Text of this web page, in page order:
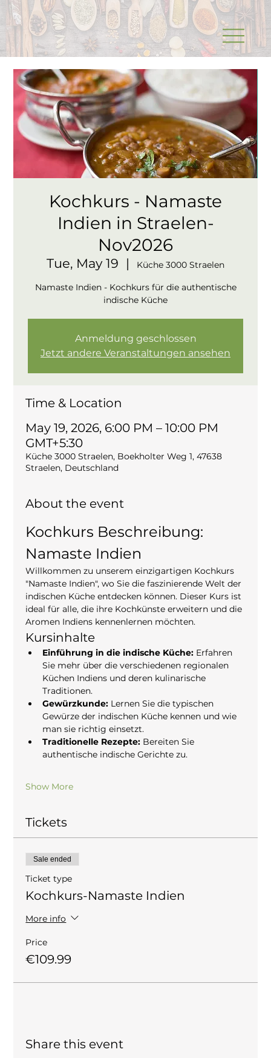
Kochkurs - Namaste
Indien in Straelen-
Nov2026
Tue, May 19
  |
Küche 3000 Straelen
Namaste Indien - Kochkurs für die authentische
indische Küche
Anmeldung geschlossen
Jetzt andere Veranstaltungen ansehen
Time & Location
May 19, 2026, 6:00 PM – 10:00 PM
GMT+5:30
Küche 3000 Straelen, Boekholter Weg 1, 47638
Straelen, Deutschland
About the event
Kochkurs Beschreibung:
Namaste Indien
Willkommen zu unserem einzigartigen Kochkurs
"Namaste Indien", wo Sie die faszinierende Welt der
indischen Küche entdecken können. Dieser Kurs ist
ideal für alle, die ihre Kochkünste erweitern und die
Aromen Indiens kennenlernen möchten.
Kursinhalte
Einführung in die indische Küche: Erfahren
Sie mehr über die verschiedenen regionalen
Küchen Indiens und deren kulinarische
Traditionen.
Gewürzkunde: Lernen Sie die typischen
Gewürze der indischen Küche kennen und wie
man sie richtig einsetzt.
Traditionelle Rezepte: Bereiten Sie
authentische indische Gerichte zu.
Show More
Tickets
Sale ended
Ticket type
Kochkurs-Namaste Indien
More info
Price
€109.99
Share this event